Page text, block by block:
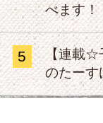
べます！
5
【連載☆
のたーす